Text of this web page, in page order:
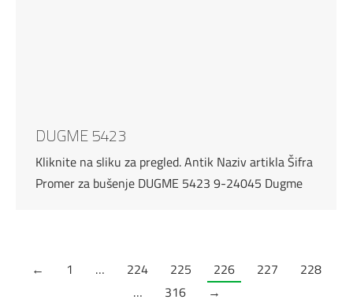
DUGME 5423
Kliknite na sliku za pregled. Antik Naziv artikla Šifra
Promer za bušenje DUGME 5423 9-24045 Dugme
← 1 … 224 225 226 227
228
…
316 →